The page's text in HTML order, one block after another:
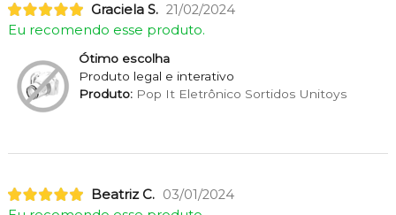
Graciela S. 21/02/2024
Eu recomendo esse produto.
Ótimo escolha
Produto legal e interativo
Produto:Pop It Eletrônico Sortidos Unitoys
Beatriz C. 03/01/2024